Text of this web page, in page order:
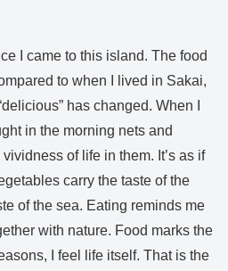
I came to this island. The food
to when I lived in Sakai,
has changed. When I
in the morning nets and
of life in them. It’s as if
carry the taste of the
of the sea. Eating reminds me
with nature. Food marks the
I feel life itself. That is the